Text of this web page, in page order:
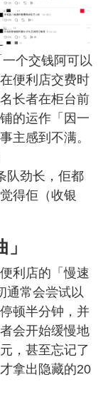
个交钱阿可以
便利店交费时
长者在柜台前
的运作「因一
主感到不满。
队劲长，佢都
得佢（收银
利店的「慢速
通常会尝试以
顿半分钟，并
会开始缓慢地
，甚至忘记了
拿出隐藏的20